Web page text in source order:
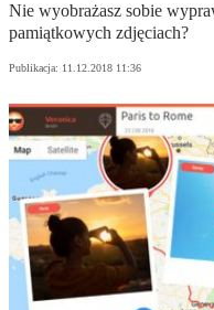
Nie wyobrażasz sobie
pamiątkowych zdjęciach?
Publikacja: 11.12.2018 11:36